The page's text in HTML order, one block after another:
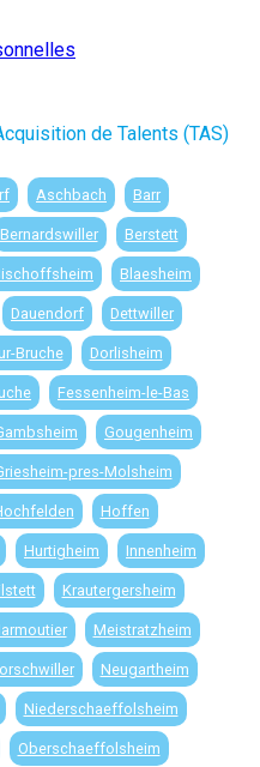
de Talents (TAS)
Aschbach Barr
Bernardswiller Berstett
Blaesheim
Dauendorf Dettwiller
Bruche Dorlisheim
Fessenheim-le-Bas
Gougenheim
pres-Molsheim
Hoffen
Hurtigheim Innenheim
Krautergersheim
Meistratzheim
Neugartheim
Niederschaeffolsheim
Oberschaeffolsheim